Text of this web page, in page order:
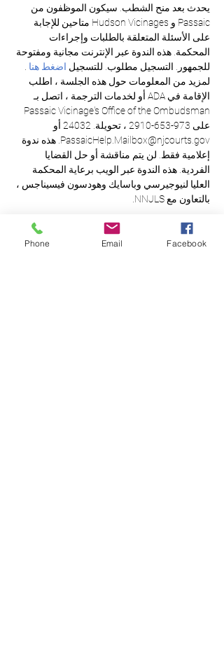
يحدث بعد منح الشطب. سيكون الموظفون من
Passaic و Hudson Vicinages متاحين للإجابة
على الأسئلة المتعلقة بالطلبات وإجراءات
المحكمة. هذه الندوة عبر الإنترنت مجانية ومفتوحة
للجمهور. التسجيل مطلوب. للتسجيل اضغط هنا
لمزيد من المعلومات حول هذه الجلسة ، اطلب
الإقامة في ADA أو لخدمات الترجمة ، اتصل بـ
على 973-653-2910 ، تحويلة. 24032 أو
PassaicHelp.Mailbox@njcourts.gov. هذه ندوة
إعلامية فقط. لن يتم مناقشة أو حل القضايا
الفردية. هذه الندوة عبر الويب برعاية المحكمة
العليا لنيوجيرسي وباسايك وهودسون فيسيناجس ،
بالتعاون مع NNJLS.
Phone Email Facebook